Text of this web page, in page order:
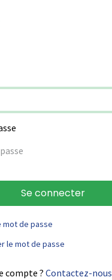
Se connecter
mot de passe
le mot de passe
compte ? Contactez-nous